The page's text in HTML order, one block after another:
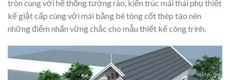
tròn cùng với hệ thống tường rào, kiến trúc mái thái phụ thiết
kế giật cấp cùng với mái bằng bê tông cốt thép tạo nên
những điểm nhấn vững chắc cho mẫu thiết kế công trình.